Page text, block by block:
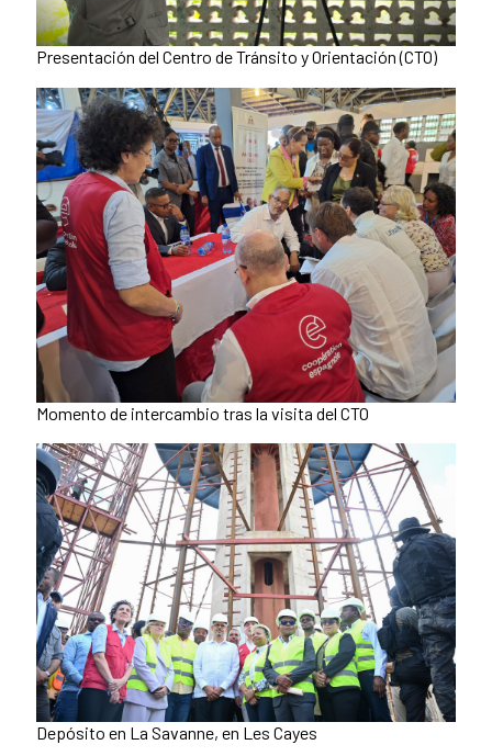
Presentación del Centro de Tránsito y Orientación (CTO)
Momento de intercambio tras la visita del CTO
Depósito en La Savanne, en Les Cayes